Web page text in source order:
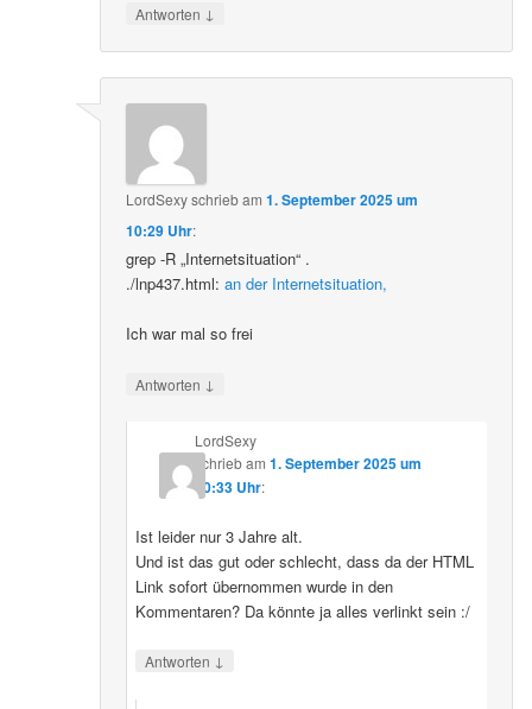
Antworten ↓
LordSexyschriebam1. September 2025 um
10:29 Uhr:
grep -R „Internetsituation“ .
./lnp437.html:an der Internetsituation,
Ich war mal so frei
Antworten ↓
LordSexy
schriebam 1. September 2025 um
10:33 Uhr:
Ist leider nur 3 Jahre alt.
Und ist das gut oder schlecht, dass da der HTML
Link sofort übernommen wurde in den
Kommentaren? Da könnte ja alles verlinkt sein :/
Antworten ↓